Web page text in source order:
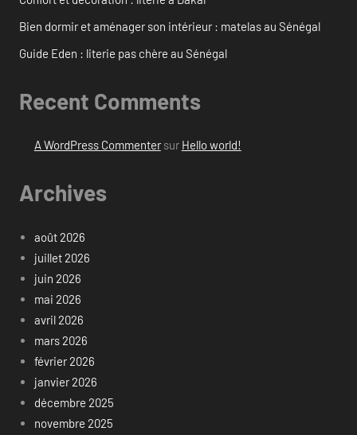
Bien dormir et aménager son intérieur : matelas au Sénégal
Guide Eden : literie pas chère au Sénégal
Recent Comments
A WordPress Commentersur Hello world!
Archives
août 2026
juillet 2026
juin 2026
mai 2026
avril 2026
mars 2026
février 2026
janvier 2026
décembre 2025
novembre 2025